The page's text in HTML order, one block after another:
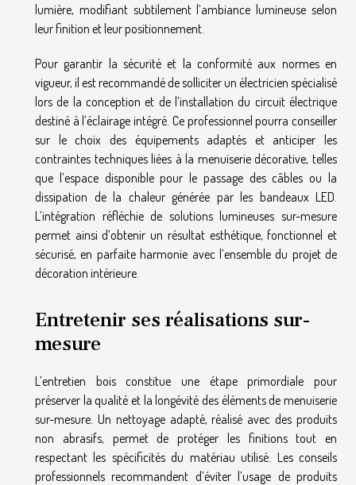
lumière, modifiant subtilement l’ambiance lumineuse selon
leur finition et leur positionnement.
Pour garantir la sécurité et la conformité aux normes en
vigueur, il est recommandé de solliciter un électricien spécialisé
lors de la conception et de l’installation du circuit électrique
destiné à l’éclairage intégré. Ce professionnel pourra conseiller
sur le choix des équipements adaptés et anticiper les
contraintes techniques liées à la menuiserie décorative, telles
que l’espace disponible pour le passage des câbles ou la
dissipation de la chaleur générée par les bandeaux LED.
L’intégration réfléchie de solutions lumineuses sur-mesure
permet ainsi d’obtenir un résultat esthétique, fonctionnel et
sécurisé, en parfaite harmonie avec l’ensemble du projet de
décoration intérieure.
Entretenir ses réalisations sur-
mesure
L’entretien bois constitue une étape primordiale pour
préserver la qualité et la longévité des éléments de menuiserie
sur-mesure. Un nettoyage adapté, réalisé avec des produits
non abrasifs, permet de protéger les finitions tout en
respectant les spécificités du matériau utilisé. Les conseils
professionnels recommandent d’éviter l’usage de produits